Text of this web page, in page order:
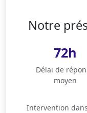
Notre
72h
Délai de
moyen
Intervention